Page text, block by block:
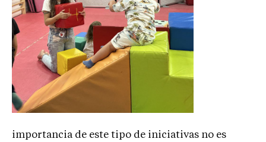
importancia de este tipo de iniciativas no es